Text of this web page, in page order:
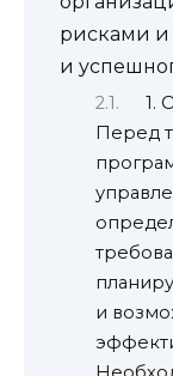
рисками и
и
1.
Перед
и